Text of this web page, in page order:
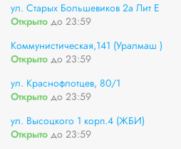
ул. Старых Большевиков 2а Лит Е
Открыто до 23:59
Коммунистическая,141 (Уралмаш )
Открыто до 23:59
ул. Краснофлотцев, 80/1
Открыто до 23:59
ул. Высоцкого 1 корп.4 (ЖБИ)
Открыто до 23:59